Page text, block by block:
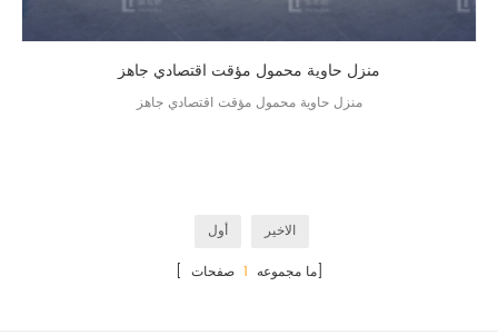
منزل حاوية محمول مؤقت اقتصادي جاهز
منزل حاوية محمول مؤقت اقتصادي جاهز
أول
الاخير
[ ما مجموعه 1 صفحات]